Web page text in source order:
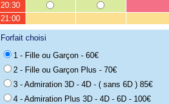
20:30
21:00
Forfait choisi
1 - Fille ou Garçon - 60€
2 - Fille ou Garçon Plus - 70€
3 - Admiration 3D - 4D - ( sans 6D ) 85€
4 - Admiration Plus 3D - 4D - 6D - 100€